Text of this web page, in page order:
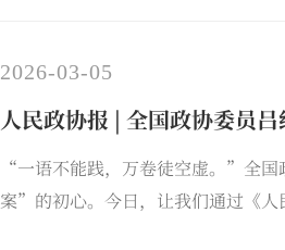
2026-03-05
人民政协报 | 全国政协委员
“一语不能践，万卷徒空虚。”全
案”的初心。今日，让我们通过《人